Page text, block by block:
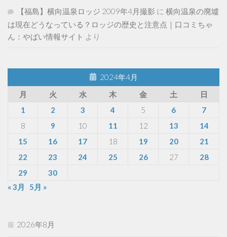
【福島】横向温泉ロッジ 2009年4月撮影 に 横向温泉の廃墟
は現在どうなっている？ロッジの歴史と注意点｜口コミちゃ
ん：やばい情報サイト より
2024年4月
月
火 水 木 金 土
日
1
2 3 4 5 6
7
8
9 10 11 12 13
14
15
16 17 18 19 20
21
22
23 24 25 26 27
28
29
30
« 3月
5月 »
2026年8月